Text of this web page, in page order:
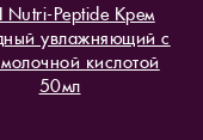
Nutri-Peptide Крем
увлажняющий с
кислотой
50мл